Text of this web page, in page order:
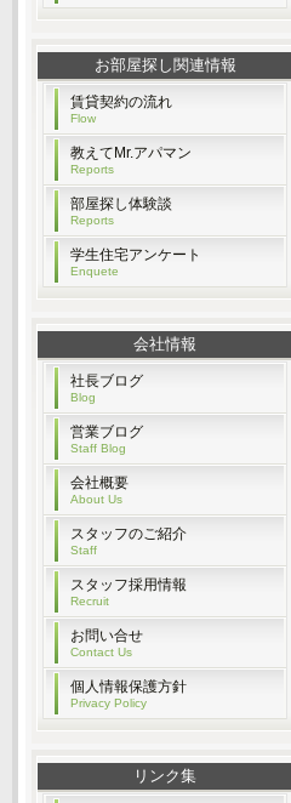
お部屋探し関連情報
賃貸契約の流れ
Flow
教えてMr.アパマン
Reports
部屋探し体験談
Reports
学生住宅アンケート
Enquete
会社情報
社長ブログ
Blog
営業ブログ
Staff Blog
会社概要
About Us
スタッフのご紹介
Staff
スタッフ採用情報
Recruit
お問い合せ
Contact Us
個人情報保護方針
Privacy Policy
リンク集